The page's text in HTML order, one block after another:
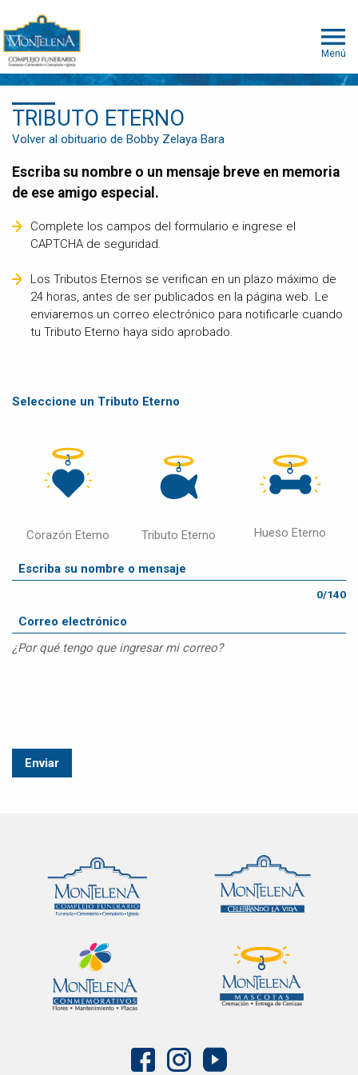
Menú
TRIBUTO ETERNO
Volver al obituario de Bobby Zelaya Bara
Escriba su nombre o un mensaje breve en memoria
de ese amigo especial.
Complete los campos del formulario e ingrese el
CAPTCHA de seguridad.
Los Tributos Eternos se verifican en un plazo máximo de
24 horas, antes de ser publicados en la página web. Le
enviaremos un correo electrónico para notificarle cuando
tu Tributo Eterno haya sido aprobado.
Seleccione un Tributo Eterno
Corazón Eterno Tributo Eterno Hueso Eterno
0/140
¿Por qué tengo que ingresar mi correo?